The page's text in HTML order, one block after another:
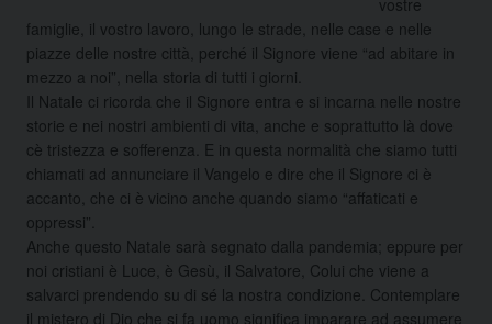
famiglie, il vostro lavoro, lungo le strade, nelle case e nelle
piazze delle nostre città, perché il Signore viene “ad abitare in
mezzo a noi”, nella storia di tutti i giorni.
Il Natale ci ricorda che il Signore entra e si incarna nelle nostre
storie e nei nostri ambienti di vita, anche e soprattutto là dove
cè tristezza e sofferenza. E in questa normalità che siamo tutti
chiamati ad annunciare il Vangelo e dire che il Signore ci è
accanto, che ci è vicino anche quando siamo “affaticati e
oppressi”.
Anche questo Natale sarà segnato dalla pandemia; eppure per
noi cristiani è Luce, è Gesù, il Salvatore, Colui che viene a
salvarci prendendo su di sé la nostra condizione. Contemplare
il mistero di Dio che si fa uomo significa imparare ad assumere